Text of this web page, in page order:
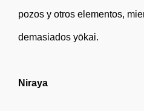
pozos y otros elementos,
demasiados yōkai.
Niraya